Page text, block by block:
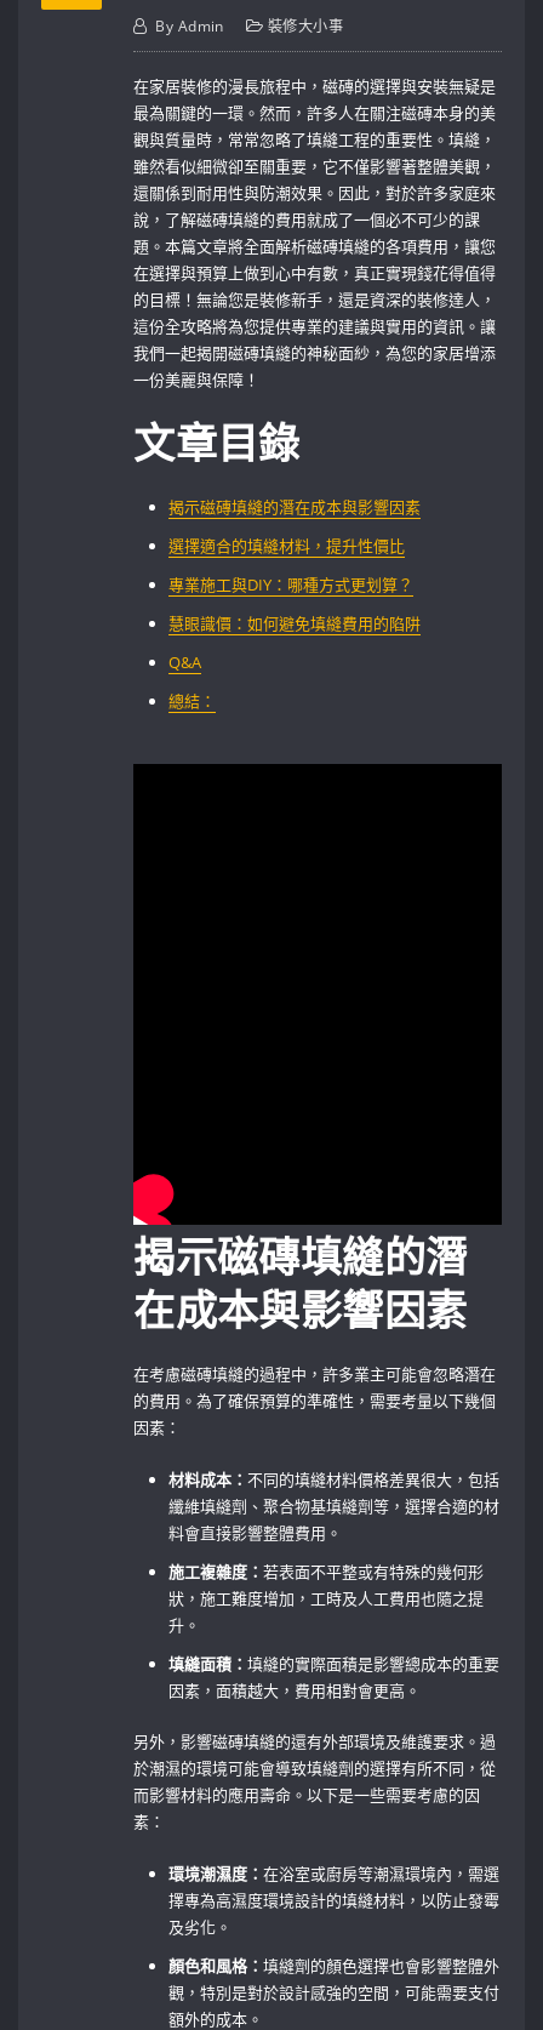
By Admin 裝修大小事
在家居裝修的漫長旅程中，磁磚的選擇與安裝無疑是
最為關鍵的一環。然而，許多人在關注磁磚本身的美
觀與質量時，常常忽略了填縫工程的重要性。填縫，
雖然看似細微卻至關重要，它不僅影響著整體美觀，
還關係到耐用性與防潮效果。因此，對於許多家庭來
說，了解磁磚填縫的費用就成了一個必不可少的課
題。本篇文章將全面解析磁磚填縫的各項費用，讓您
在選擇與預算上做到心中有數，真正實現錢花得值得
的目標！無論您是裝修新手，還是資深的裝修達人，
這份全攻略將為您提供專業的建議與實用的資訊。讓
我們一起揭開磁磚填縫的神秘面紗，為您的家居增添
一份美麗與保障！
文章目錄
揭示磁磚填縫的潛在成本與影響因素
選擇適合的填縫材料，提升性價比
專業施工與DIY：哪種方式更划算？
慧眼識價：如何避免填縫費用的陷阱
Q&A
總結：
揭示磁磚填縫的潛
在成本與影響因素
在考慮磁磚填縫的過程中，許多業主可能會忽略潛在
的費用。為了確保預算的準確性，需要考量以下幾個
因素：
材料成本：不同的填縫材料價格差異很大，包括
纖維填縫劑、聚合物基填縫劑等，選擇合適的材
料會直接影響整體費用。
施工複雜度：若表面不平整或有特殊的幾何形
狀，施工難度增加，工時及人工費用也隨之提
升。
填縫面積：填縫的實際面積是影響總成本的重要
因素，面積越大，費用相對會更高。
另外，影響磁磚填縫的還有外部環境及維護要求。過
於潮濕的環境可能會導致填縫劑的選擇有所不同，從
而影響材料的應用壽命。以下是一些需要考慮的因
素：
環境潮濕度：在浴室或廚房等潮濕環境內，需選
擇專為高濕度環境設計的填縫材料，以防止發霉
及劣化。
顏色和風格：填縫劑的顏色選擇也會影響整體外
觀，特別是對於設計感強的空間，可能需要支付
額外的成本。